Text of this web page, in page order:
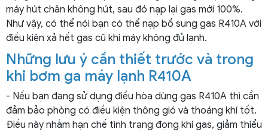
máy hút chân không hút, sau đó nạp lại gas mới 100%.
Như vậy, có thể nói bạn có thể nạp bổ sung gas R410A với
điều kiện xả hết gas cũ khi máy không đủ lạnh.
Những lưu ý cần thiết trước và trong
khi bơm ga máy lạnh R410A
- Nếu bạn đang sử dụng điều hòa dùng gas R410A thì cần
đảm bảo phòng có điều kiện thông gió và thoáng khí tốt.
Điều này nhằm hạn chế tình trạng đọng khí gas, giảm thiểu